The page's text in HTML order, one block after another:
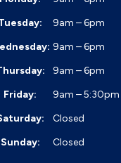
9am – 6pm
9am – 6pm
9am – 6pm
Friday:
9am – 5:30pm
Closed
Sunday:
Closed